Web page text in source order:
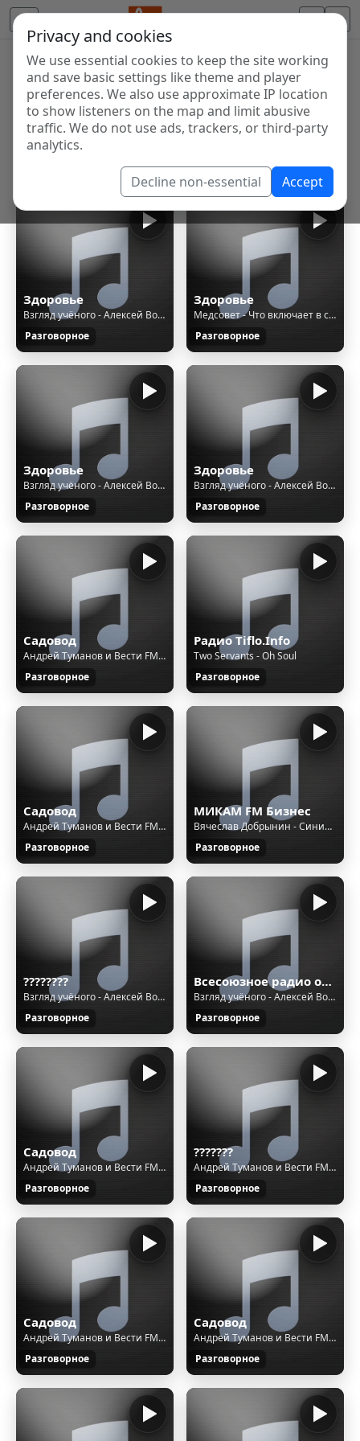
Privacy and cookies
We use essential cookies to keep the site working
and save basic settings like theme and player
preferences. We also use approximate IP location
to show listeners on the map and limit abusive
traffic. We do not use ads, trackers, or third-party
analytics.
Decline non-essential Accept
Internet Radio Directory
Discover and listen to radio stations from around the
world. Browse free Internet radio, online streams, AM
and FM stations.
Showing 1 to 16 of 16
Здоровье
Взгляд учёного - Алексей Водовозов Страшный зверь радиация (2023)
Разговорное
Здоровье
Медсовет - Что включает в себя обязательная репродуктивная диспансеризация россиян
Разговорное
Здоровье
Взгляд учёного - Алексей Водовозов Чай или кофе - что полезнее
Разговорное
Здоровье
Взгляд учёного - Алексей Водовозов Отравления в кино： токсиколог против ｜ . Ученые против мифов 21-15
Разговорное
Садовод
Андрей Туманов и Вести FM - Хитрости подзимних посевов
Разговорное
Радио Tiflo.Info
Two Servants - Oh Soul
Разговорное
Садовод
Андрей Туманов и Вести FM - Как сажать деревья
Разговорное
МИКАМ FM Бизнес
Вячеслав Добрынин - Синий туман
Разговорное
????????
Взгляд учёного - Алексей Водовозов Музыка в медицине
Разговорное
Всесоюзное радио онлайн (Владивосток)
Взгляд учёного - Алексей Водовозов и Дмитрий Фомин Доказательная медицина
Разговорное
Садовод
Андрей Туманов и Вести FM - Дожди и мелиорация - вопросы и ответы
Разговорное
???????
Андрей Туманов и Вести FM - Хитрости подзимних посевов
Разговорное
Садовод
Андрей Туманов и Вести FM - Как и куда сдвигать посадку картофеля
Разговорное
Садовод
Андрей Туманов и Вести FM - Хитрости подзимних посевов
Разговорное